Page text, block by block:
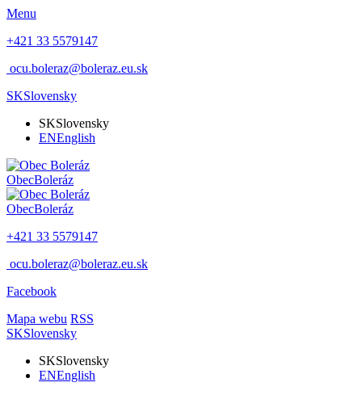
Menu
+421 33 5579147
ocu.boleraz@boleraz.eu.sk
SKSlovensky
SKSlovensky
ENEnglish
ObecBoleráz
ObecBoleráz
+421 33 5579147
ocu.boleraz@boleraz.eu.sk
Facebook
Mapa webu RSS
SKSlovensky
SKSlovensky
ENEnglish